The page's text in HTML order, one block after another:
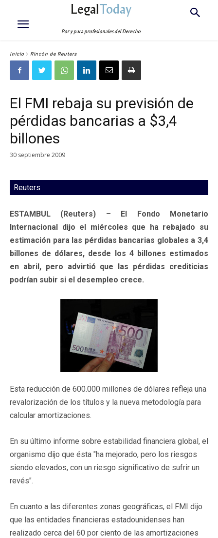
LegalToday
Por y para profesionales del Derecho
Inicio Rincón de Reuters
El FMI rebaja su previsión de
pérdidas bancarias a $3,4
billones
30 septiembre 2009
Reuters
ESTAMBUL (Reuters) – El Fondo Monetario
Internacional dijo el miércoles que ha rebajado su
estimación para las pérdidas bancarias globales a 3,4
billones de dólares, desde los 4 billones estimados
en abril, pero advirtió que las pérdidas crediticias
podrían subir si el desempleo crece.
Esta reducción de 600.000 millones de dólares refleja una
revalorización de los títulos y la nueva metodología para
calcular amortizaciones.
En su último informe sobre estabilidad financiera global, el
organismo dijo que ésta "ha mejorado, pero los riesgos
siendo elevados, con un riesgo significativo de sufrir un
revés".
En cuanto a las diferentes zonas geográficas, el FMI dijo
que las entidades financieras estadounidenses han
realizado cerca del 60 por ciento de las amortizaciones